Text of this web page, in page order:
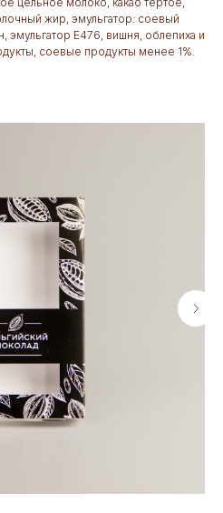
жир, эмульгатор: соевый
эмульгатор Е476, вишня, облепиха и
соевые продукты менее 1%.